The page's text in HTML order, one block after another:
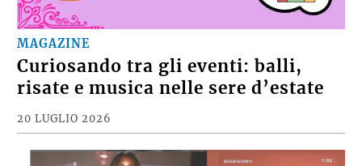
MAGAZINE
Curiosando tra gli eventi: balli,
risate e musica nelle sere d’estate
20 LUGLIO 2026